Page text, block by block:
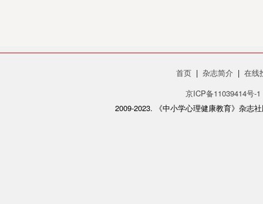
首页| 杂志简介 | 在线
京ICP备11039414号-1
2009-2023. 《中小学心理健康教育》杂志